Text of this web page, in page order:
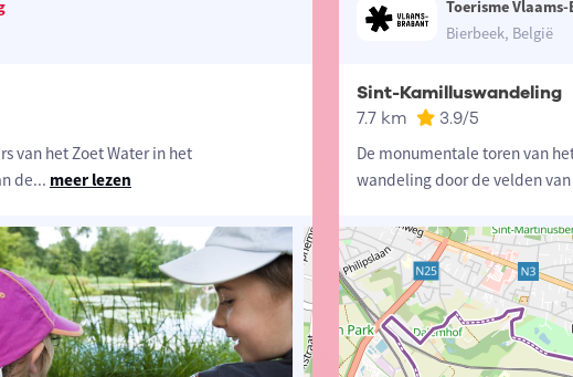
van het Zoet Water in het
de... meer lezen
Toerisme
Bierbeek, België
Sint-Kamilluswandeling
7.7 km 3.9/5
De monumentale toren van
wandeling door de velden